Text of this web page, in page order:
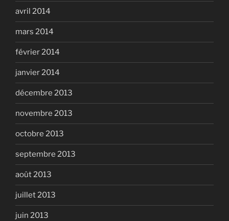
avril 2014
mars 2014
février 2014
janvier 2014
décembre 2013
novembre 2013
octobre 2013
septembre 2013
août 2013
juillet 2013
juin 2013